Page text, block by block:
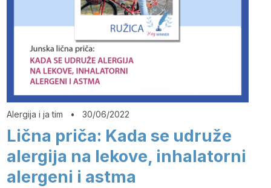
Alergija i ja tim •30/06/2022
Lična priča: Kada se udruže
alergija na lekove, inhalatorni
alergeni i astma